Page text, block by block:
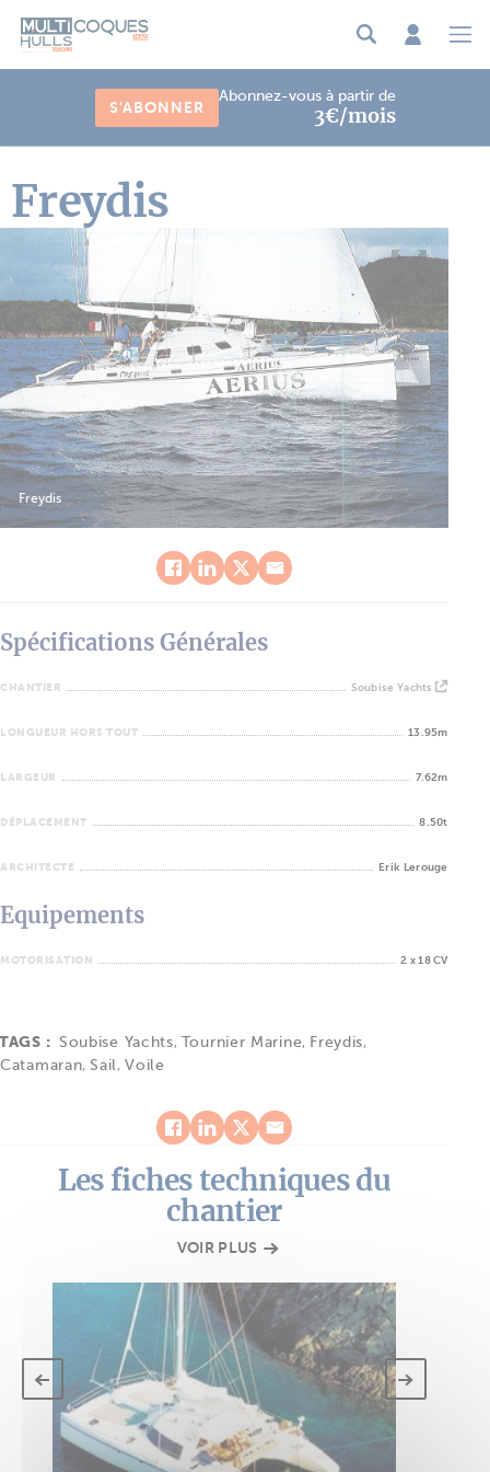
S'ABONNER
Abonnez-vous à partir de
3€/mois
Freydis
Freydis
Spécifications Générales
CHANTIER Soubise Yachts
LONGUEUR HORS TOUT 13.95m
LARGEUR 7.62m
DÉPLACEMENT 8.50t
ARCHITECTE Erik Lerouge
Equipements
MOTORISATION 2 x 18 CV
TAGS : Soubise Yachts, Tournier Marine, Freydis,
Catamaran, Sail ,Voile
Les fiches techniques du
chantier
VOIR PLUS